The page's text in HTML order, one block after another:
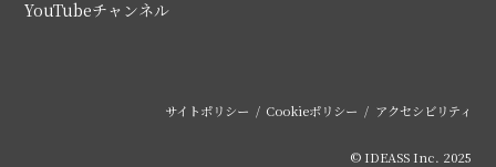
YouTubeチャンネル
サイトポリシー Cookieポリシー アクセシビリティ
© IDEASS Inc. 2025